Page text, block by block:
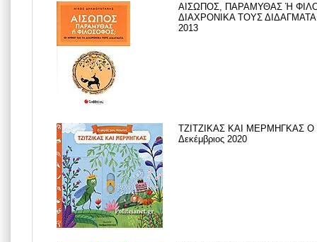
ΑΙΣΩΠΟΣ, ΠΑΡΑΜΥΘΑΣ Ή
ΔΙΑΧΡΟΝΙΚΑ ΤΟΥΣ
2013
ΤΖΙΤΖΙΚΑΣ ΚΑΙ ΜΕΡΜΗΓΚΑΣ
Δεκέμβριος 2020